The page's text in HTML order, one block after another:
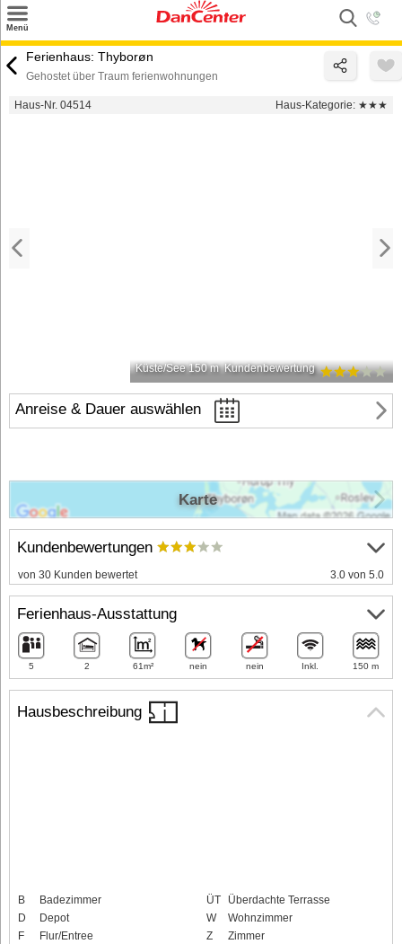
Menü
Suchen
Ferienhaus: Thyborøn
Gehostet über Traum ferienwohnungen
Haus-Nr. 04514 Haus-Kategorie: ★★★
Küste/See 150 m Kundenbewertung
Anreise & Dauer auswählen
Hausbeschreibung
B
Badezimmer
D
Depot
F
Flur/Entree
ÜT
Überdachte Terrasse
W
Wohnzimmer
Z
Zimmer
Kundenbewertungen
von 30 Kunden bewertet 3.0 von 5.0
Ferienhaus-Ausstattung
5 2 61m² nein nein Inkl. 150 m
Karte